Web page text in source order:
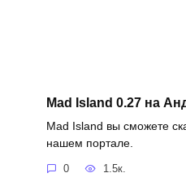
Mad Island 0.27 на
Mad Island вы сможете
нашем портале.
0 1.5к.